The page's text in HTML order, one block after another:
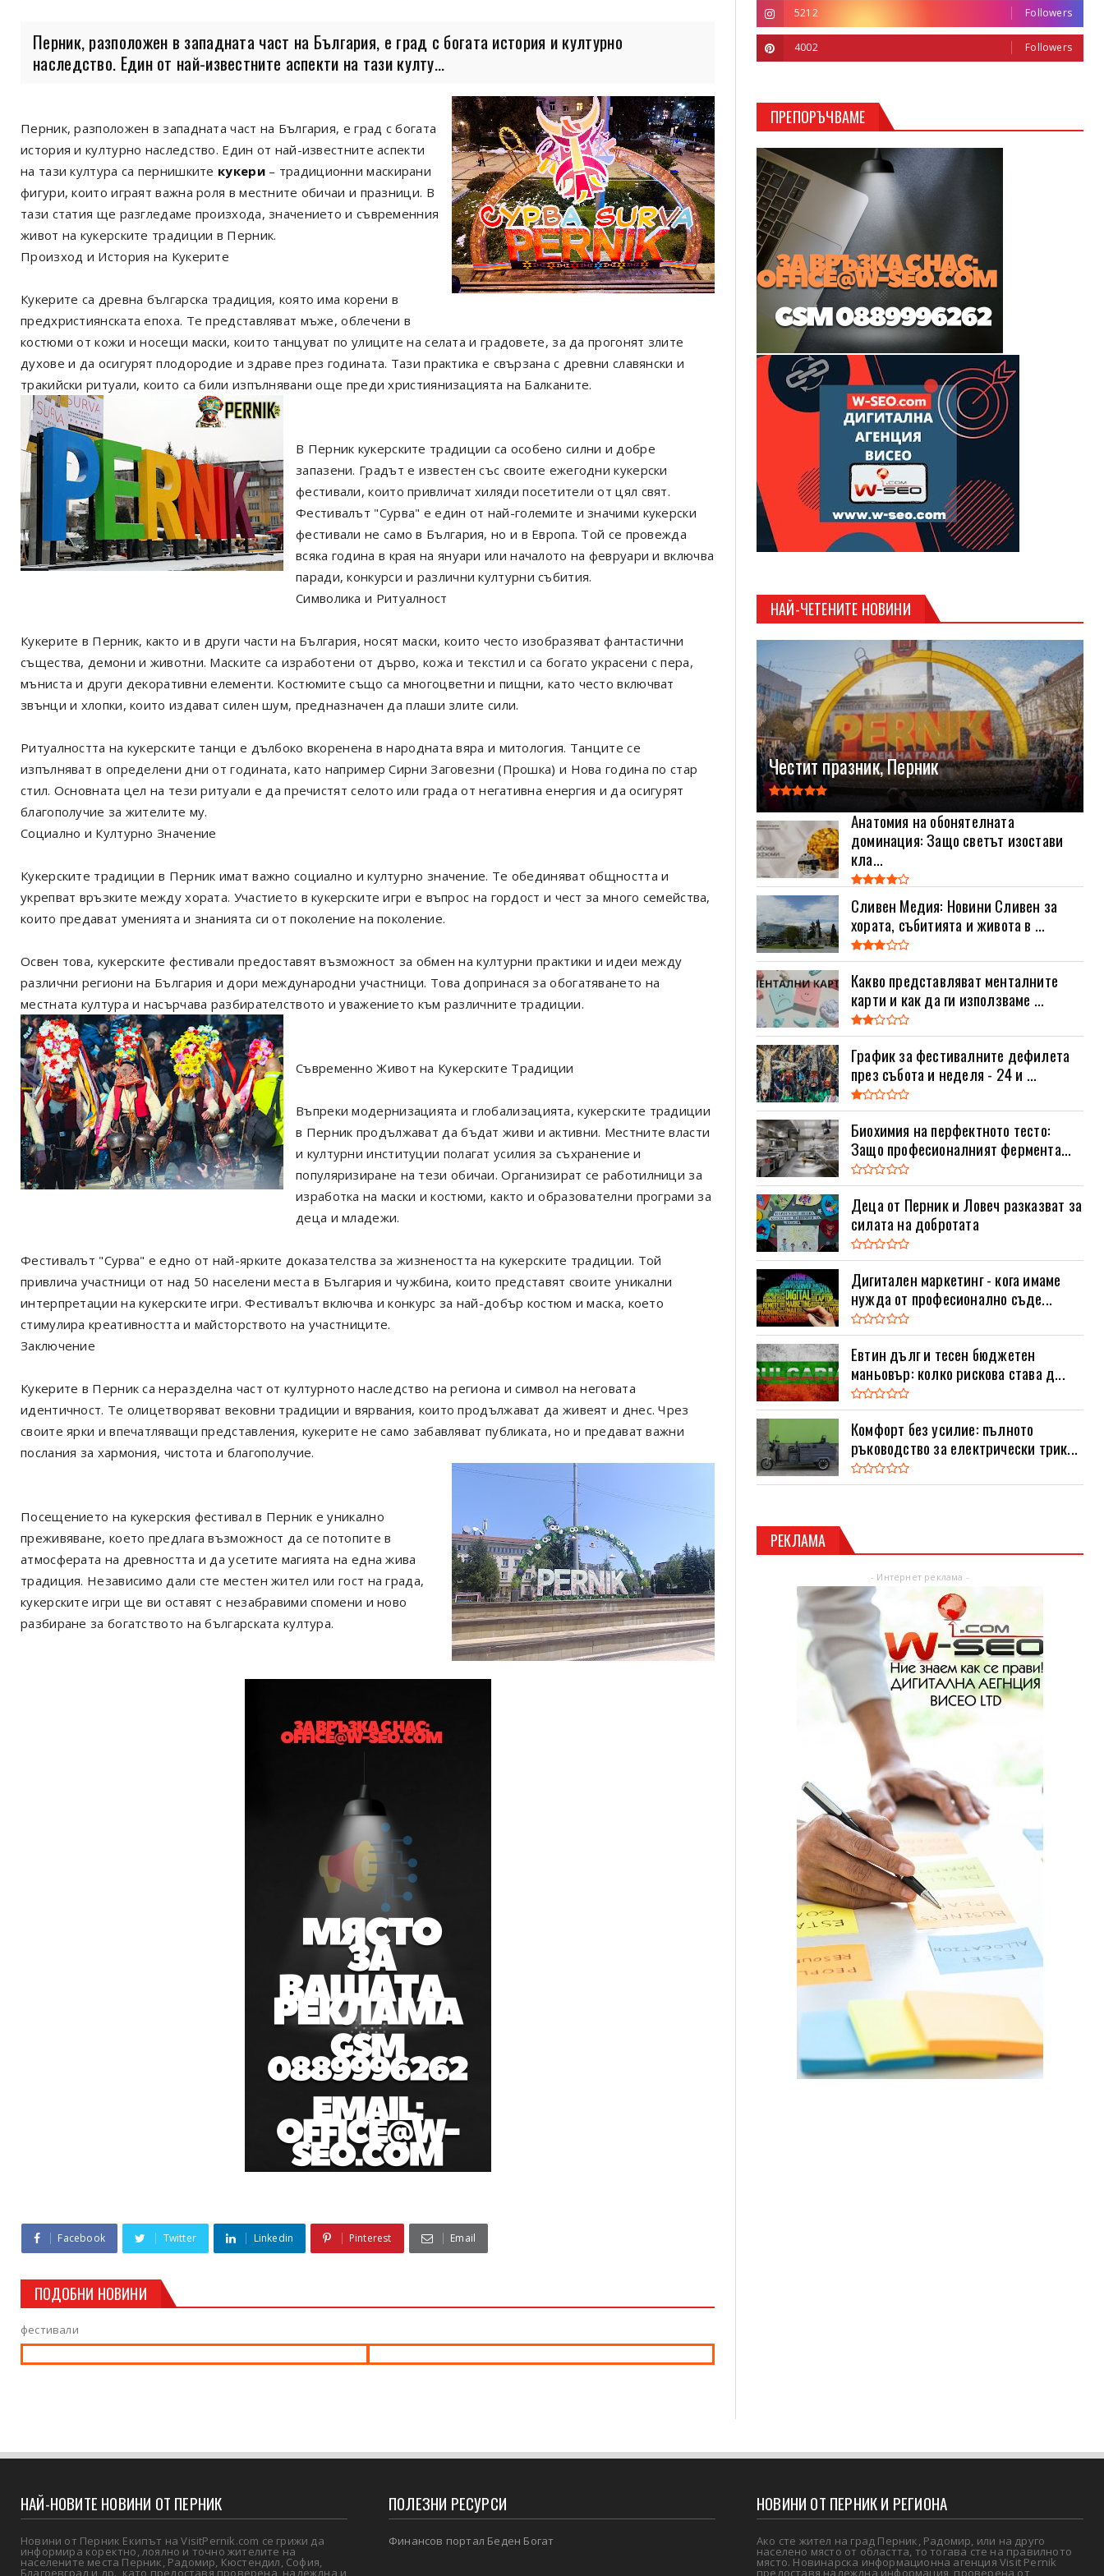
Перник, разположен в западната част на България, е град с богата история и културно
наследство. Един от най-известните аспекти на тази култу...
Перник, разположен в западната част на България, е град с богата
история и културно наследство. Един от най-известните аспекти
на тази култура са пернишките кукери– традиционни маскирани
фигури, които играят важна роля в местните обичаи и празници. В
тази статия ще разгледаме произхода, значението и съвременния
живот на кукерските традиции в Перник.
Произход и История на Кукерите
Кукерите са древна българска традиция, която има корени в
предхристиянската епоха. Те представляват мъже, облечени в
костюми от кожи и носещи маски, които танцуват по улиците на селата и градовете, за да прогонят злите
духове и да осигурят плодородие и здраве през годината. Тази практика е свързана с древни славянски и
тракийски ритуали, които са били изпълнявани още преди християнизацията на Балканите.
В Перник кукерските традиции са особено силни и добре
запазени. Градът е известен със своите ежегодни кукерски
фестивали, които привличат хиляди посетители от цял свят.
Фестивалът "Сурва" е един от най-големите и значими кукерски
фестивали не само в България, но и в Европа. Той се провежда
всяка година в края на януари или началото на февруари и включва
паради, конкурси и различни културни събития.
Символика и Ритуалност
Кукерите в Перник, както и в други части на България, носят маски, които често изобразяват фантастични
същества, демони и животни. Маските са изработени от дърво, кожа и текстил и са богато украсени с пера,
мъниста и други декоративни елементи. Костюмите също са многоцветни и пищни, като често включват
звънци и хлопки, които издават силен шум, предназначен да плаши злите сили.
Ритуалността на кукерските танци е дълбоко вкоренена в народната вяра и митология. Танците се
изпълняват в определени дни от годината, като например Сирни Заговезни (Прошка) и Нова година по стар
стил. Основната цел на тези ритуали е да пречистят селото или града от негативна енергия и да осигурят
благополучие за жителите му.
Социално и Културно Значение
Кукерските традиции в Перник имат важно социално и културно значение. Те обединяват общността и
укрепват връзките между хората. Участието в кукерските игри е въпрос на гордост и чест за много семейства,
които предават уменията и знанията си от поколение на поколение.
Освен това, кукерските фестивали предоставят възможност за обмен на културни практики и идеи между
различни региони на България и дори международни участници. Това допринася за обогатяването на
местната култура и насърчава разбирателството и уважението към различните традиции.
Съвременно Живот на Кукерските Традиции
Въпреки модернизацията и глобализацията, кукерските традиции
в Перник продължават да бъдат живи и активни. Местните власти
и културни институции полагат усилия за съхранение и
популяризиране на тези обичаи. Организират се работилници за
изработка на маски и костюми, както и образователни програми за
деца и младежи.
Фестивалът "Сурва" е едно от най-ярките доказателства за жизнеността на кукерските традиции. Той
привлича участници от над 50 населени места в България и чужбина, които представят своите уникални
интерпретации на кукерските игри. Фестивалът включва и конкурс за най-добър костюм и маска, което
стимулира креативността и майсторството на участниците.
Заключение
Кукерите в Перник са неразделна част от културното наследство на региона и символ на неговата
идентичност. Те олицетворяват вековни традиции и вярвания, които продължават да живеят и днес. Чрез
своите ярки и впечатляващи представления, кукерите не само забавляват публиката, но и предават важни
послания за хармония, чистота и благополучие.
Посещението на кукерския фестивал в Перник е уникално
преживяване, което предлага възможност да се потопите в
атмосферата на древността и да усетите магията на една жива
традиция. Независимо дали сте местен жител или гост на града,
кукерските игри ще ви оставят с незабравими спомени и ново
разбиране за богатството на българската култура.
Facebook Twitter Linkedin Pinterest Email
ПОДОБНИ НОВИНИ
фестивали
5212 Followers
4002 Followers
ПРЕПОРЪЧВАМЕ
НАЙ-ЧЕТЕНИТЕ НОВИНИ
Честит празник, Перник
Анатомия на обонятелната
доминация: Защо светът изостави
кла...
Сливен Медия: Новини Сливен за
хората, събитията и живота в ...
Какво представляват менталните
карти и как да ги използваме ...
График за фестивалните дефилета
през събота и неделя - 24 и ...
Биохимия на перфектното тесто:
Защо професионалният фермента...
Деца от Перник и Ловеч разказват за
силата на добротата
Дигитален маркетинг - кога имаме
нужда от професионално съде...
Евтин дълг и тесен бюджетен
маньовър: колко рискова става д...
Комфорт без усилие: пълното
ръководство за електрически трик...
РЕКЛАМА
- Интернет реклама -
НАЙ-НОВИТЕ НОВИНИ ОТ ПЕРНИК
Новини от Перник Екипът на VisitPernik.com се грижи да
информира коректно, лоялно и точно жителите на
населените места Перник, Радомир, Кюстендил, София,
Благоевград и др., като предоставя проверена, надеждна и
ПОЛЕЗНИ РЕСУРСИ
Финансов портал Беден Богат
НОВИНИ ОТ ПЕРНИК И РЕГИОНА
Ако сте жител на град Перник, Радомир, или на друго
населено място от областта, то тогава сте на правилното
място. Новинарска информационна агенция Visit Pernik
предоставя надеждна информация, проверена от